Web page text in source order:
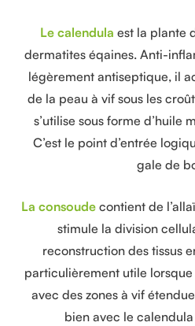
Le calendula est la plante
dermatites éqaines. Anti-
légèrement antiseptique, il
de la peau à vif sous les
s’utilise sous forme d’huile
C’est le point d’entrée
gale de
La consoude contient de
stimule la division
reconstruction des tissus
particulièrement utile
avec des zones à vif
bien avec le